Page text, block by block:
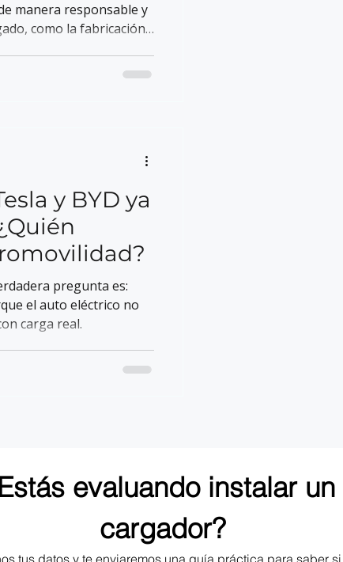
manera responsable y
como la fabricación
y BYD ya
pregunta es:
el auto eléctrico no
carga real.
evaluando instalar un
cargador?
tus datos y te enviaremos una guía práctica para saber